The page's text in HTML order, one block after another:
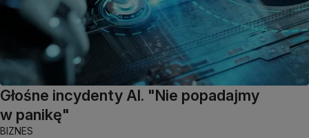
Głośne incydenty AI. "Nie popadajmy
w panikę"
BIZNES